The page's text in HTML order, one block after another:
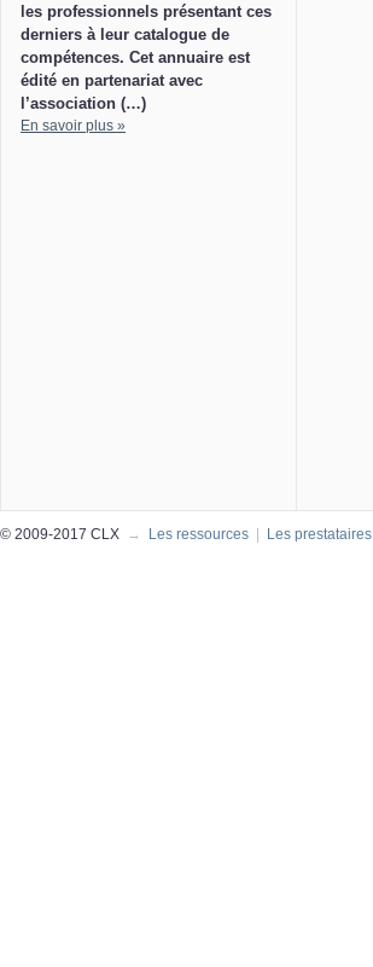
les professionnels présentant ces
derniers à leur catalogue de
compétences. Cet annuaire est
édité en partenariat avec
l’association (…)
En savoir plus »
© 2009-2017 CLX → Les ressources | Les prestataires